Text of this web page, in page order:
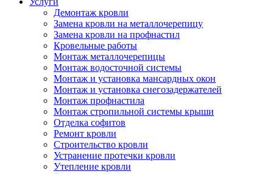
Демонтаж кровли
Замена кровли на металлочерепицу
Замена кровли на профнастил
Кровельные работы
Монтаж металлочерепицы
Монтаж водосточной системы
Монтаж и установка мансардных окон
Монтаж и установка снегозадержателей
Монтаж профнастила
Монтаж стропильной системы крыши
Отделка софитов
Ремонт кровли
Строительство кровли
Устранение протечки кровли
Утепление кровли